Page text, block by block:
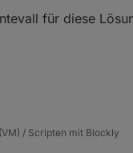
für diese
/ Scripten mit Blockly